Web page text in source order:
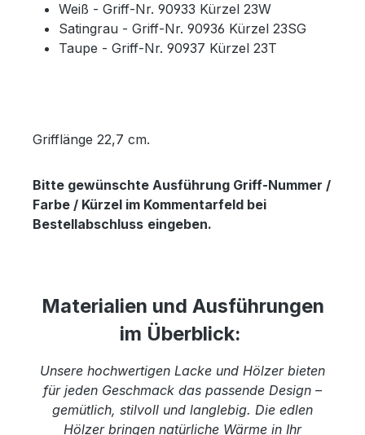
Weiß - Griff-Nr. 90933 Kürzel 23W
Satingrau - Griff-Nr. 90936 Kürzel 23SG
Taupe - Griff-Nr. 90937 Kürzel 23T
Grifflänge 22,7 cm.
Bitte gewünschte Ausführung Griff-Nummer /
Farbe / Kürzel im Kommentarfeld bei
Bestellabschluss eingeben.
Materialien und Ausführungen
im Überblick:
Unsere hochwertigen Lacke und Hölzer bieten
für jeden Geschmack das passende Design –
gemütlich, stilvoll und langlebig. Die edlen
Hölzer bringen natürliche Wärme in Ihr